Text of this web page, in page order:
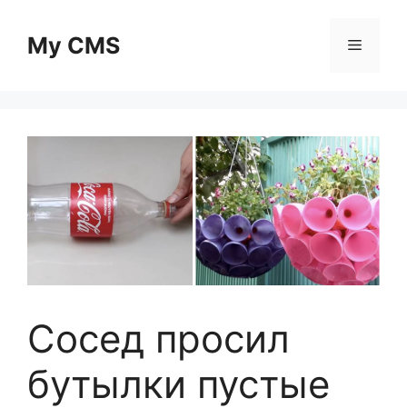
contentMy CMS Menu
Сосед просил
бутылки пустые